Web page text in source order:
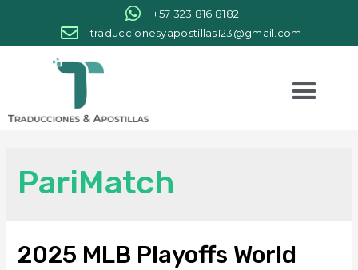
+57 323 816 8182
traduccionesyapostillas123@gmail.com
PariMatch
2025 MLB Playoffs World